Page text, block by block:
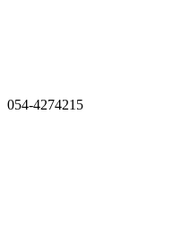
054-4274215